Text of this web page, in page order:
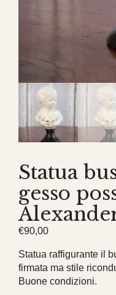
Statua
gesso
€90,00
Statua raffigurante il
firmata ma stile
Buone condizioni.